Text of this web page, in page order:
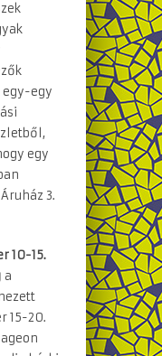
egy-egy
egy
3.
10-15.
a
15-20.